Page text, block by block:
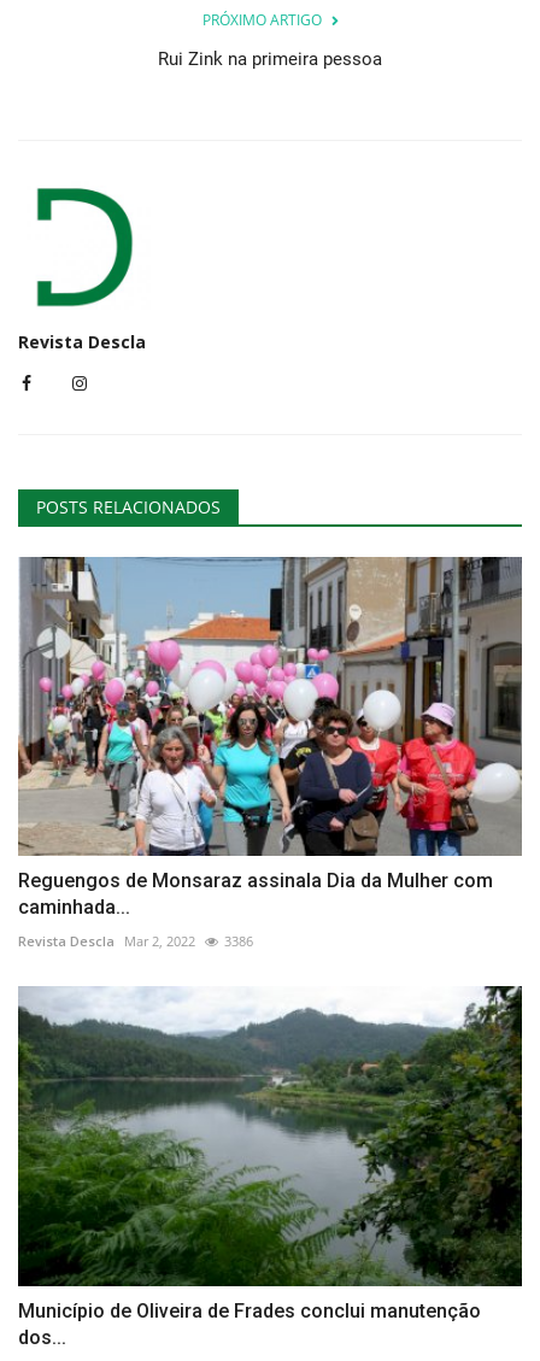
PRÓXIMO ARTIGO
Rui Zink na primeira pessoa
Revista Descla
POSTS RELACIONADOS
Reguengos de Monsaraz assinala Dia da Mulher com
caminhada...
Revista Descla Mar 2, 2022 3386
Município de Oliveira de Frades conclui manutenção
dos...